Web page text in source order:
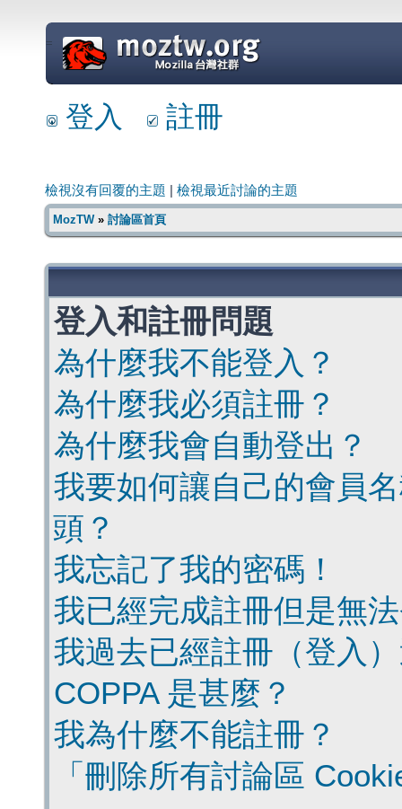
=
登入 註冊
檢視沒有回覆的主題 檢視最近討論的主題
MozTW» 討論區首頁
登入和註冊問題
為什麼我不能登入？
為什麼我必須註冊？
為什麼我會自動登出？
我要如何讓自己的會員
頭？
我忘記了我的密碼！
我已經完成註冊但是無
我過去已經註冊（登入
COPPA 是甚麼？
我為什麼不能註冊？
「刪除所有討論區